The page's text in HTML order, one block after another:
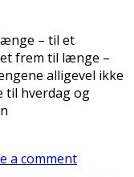
– til et
frem til længe –
alligevel ikke
til hverdag og
a comment